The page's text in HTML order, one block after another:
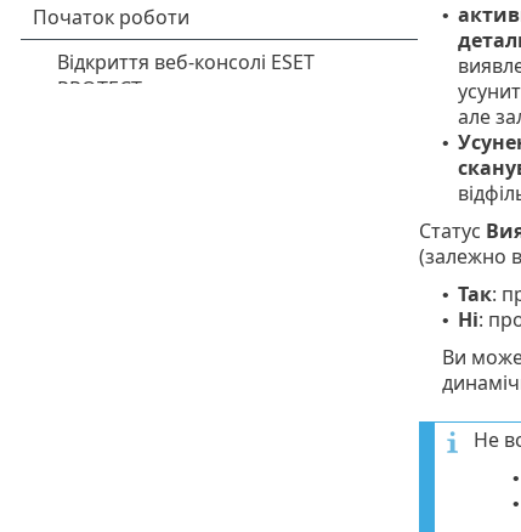
•
але
•
Статус
(залежно
• Так:
• Ні:
Ви
Не
•
•